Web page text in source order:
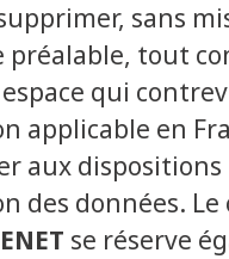
sans
préalable, tout
qui
applicable en
aux dispositions
des données. Le
se réserve